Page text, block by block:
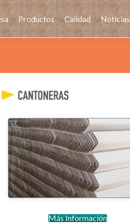
Productos Calidad Noticias
Cantoneras
Más Información